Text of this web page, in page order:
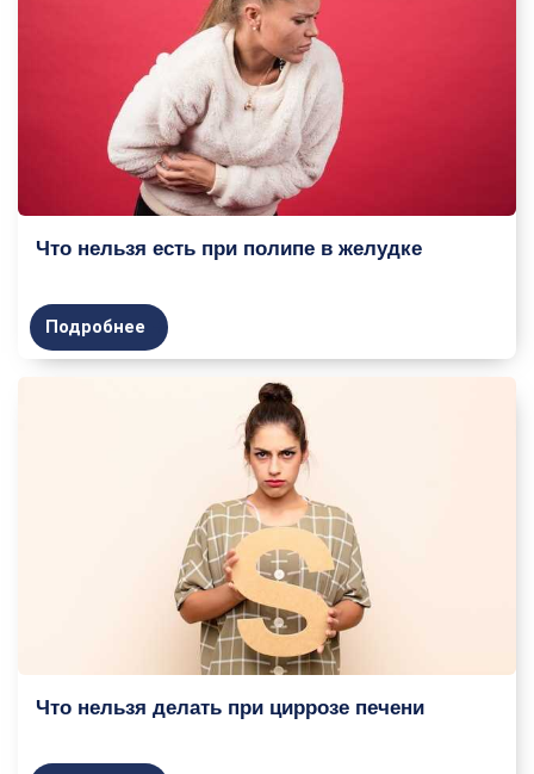
Что нельзя есть при полипе в желудке
Подробнее
Что нельзя делать при циррозе печени